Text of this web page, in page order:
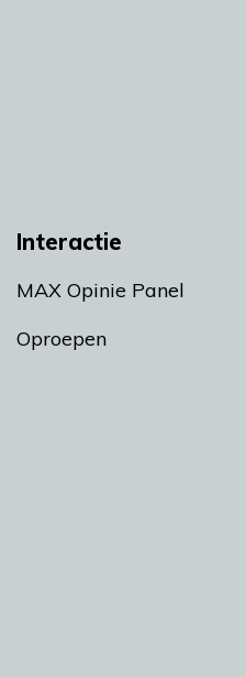
Interactie
MAX Opinie Panel
Oproepen